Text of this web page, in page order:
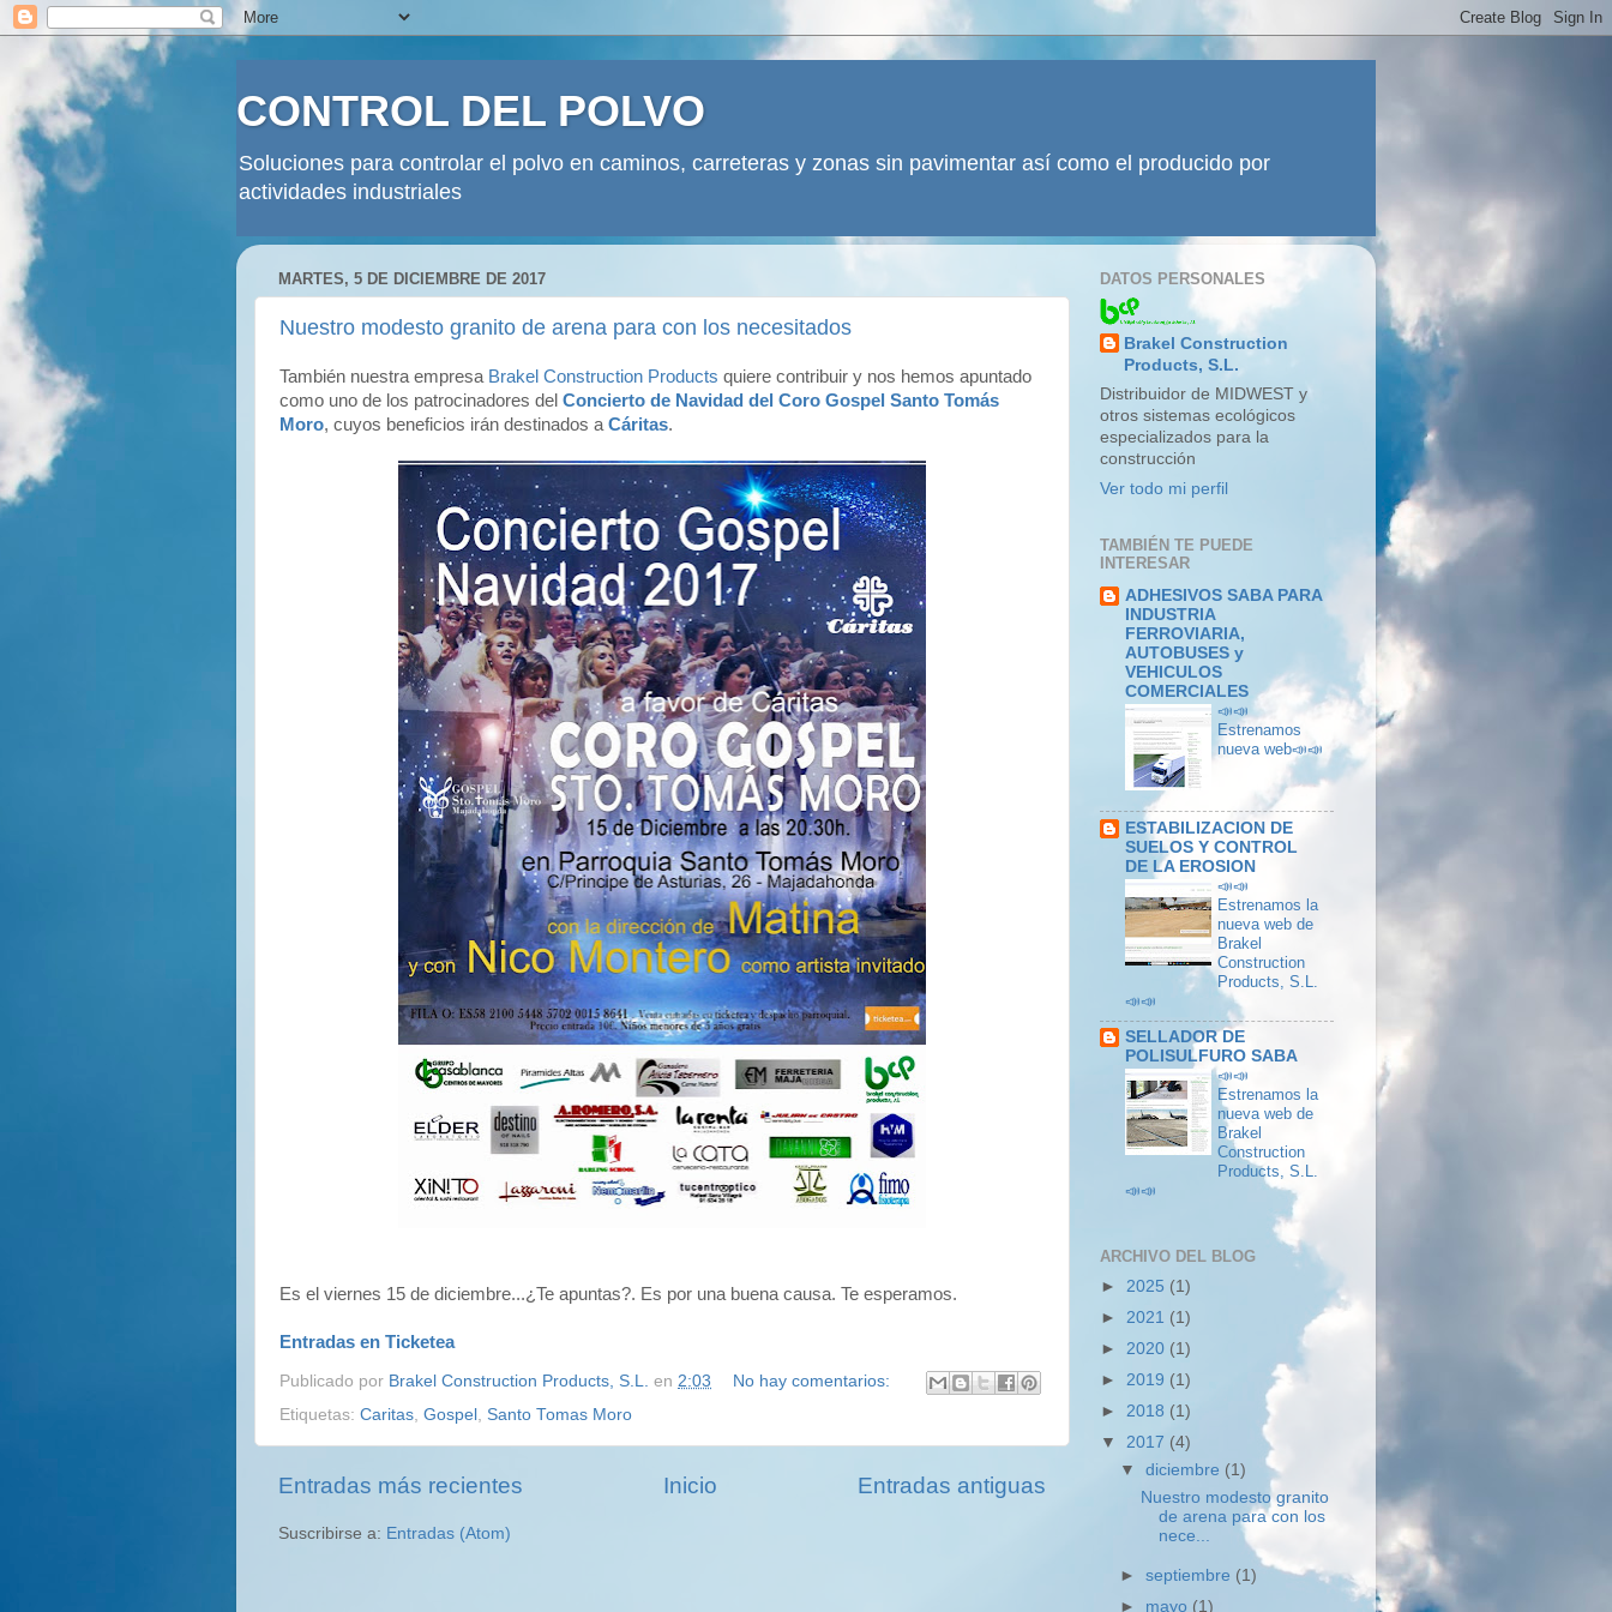
CONTROL DEL POLVO
Soluciones para controlar el polvo en caminos, carreteras y zonas sin pavimentar así como el producido por
actividades industriales
MARTES, 5 DE DICIEMBRE DE 2017
Nuestro modesto granito de arena para con los necesitados
También nuestra empresa Brakel Construction Products quiere contribuir y nos hemos apuntado
como uno de los patrocinadores del Concierto de Navidad del Coro Gospel Santo Tomás
Moro, cuyos beneficios irán destinados a Cáritas.
Es el viernes 15 de diciembre...¿Te apuntas?. Es por una buena causa. Te esperamos.
Entradas en Ticketea
Publicado por Brakel Construction Products, S.L. en 2:03
No hay comentarios:
Etiquetas: Caritas Gospel Santo Tomas Moro
Entradas más recientes Entradas antiguas
Inicio
Suscribirse a: Entradas (Atom)
DATOS PERSONALES
Brakel Construction
Products, S.L.
Distribuidor de MIDWEST y
otros sistemas ecológicos
especializados para la
construcción
Ver todo mi perfil
TAMBIÉN TE PUEDE
INTERESAR
ADHESIVOS SABA PARA
INDUSTRIA
FERROVIARIA,
AUTOBUSES y
VEHICULOS
COMERCIALES
📣📣
Estrenamos
nueva web📣📣
ESTABILIZACION DE
SUELOS Y CONTROL
DE LA EROSION
📣📣
Estrenamos la
nueva web de
Brakel
Construction
Products, S.L.
📣📣
SELLADOR DE
POLISULFURO SABA
📣📣
Estrenamos la
nueva web de
Brakel
Construction
Products, S.L.
📣📣
ARCHIVO DEL BLOG
► 2025 (1)
► 2021 (1)
► 2020 (1)
► 2019 (1)
► 2018 (1)
▼ 2017 (4)
▼diciembre (1)
Nuestro modesto granito
de arena para con los
nece...
►septiembre (1)
► mayo (1)